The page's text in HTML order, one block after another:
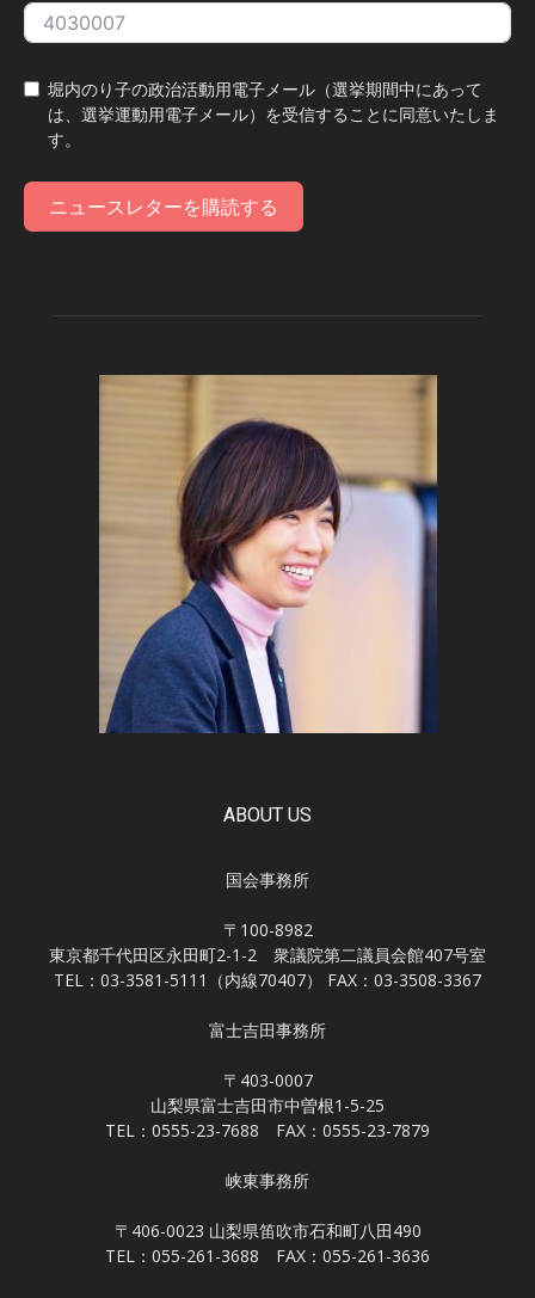
堀内のり子の政治活動用電子メール（選挙期間中にあって
は、選挙運動用電子メール）を受信することに同意いたしま
す。
ニュースレターを購読する
ABOUT US
国会事務所
〒100-8982
東京都千代田区永田町2-1-2 衆議院第二議員会館407号室
TEL：03-3581-5111（内線70407） FAX：03-3508-3367
富士吉田事務所
〒403-0007
山梨県富士吉田市中曽根1-5-25
TEL：0555-23-7688 FAX：0555-23-7879
峡東事務所
〒406-0023 山梨県笛吹市石和町八田490
TEL：055-261-3688 FAX：055-261-3636